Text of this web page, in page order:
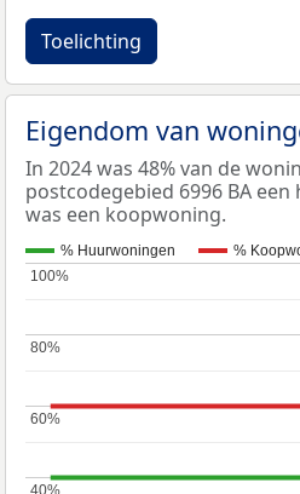
Toelichting
Eigendom van
In 2024 was 48% van de
postcodegebied 6996 BA
was een koopwoning.
% Huurwoningen %
40%
40%
60%
60%
80%
80%
100%
100%